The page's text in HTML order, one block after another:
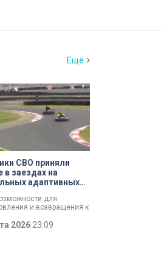
Ещё
СВО приняли
в заездах на
адаптивных
для
и возвращения к
дом» в Петербурге
с участниками
2026 23:09